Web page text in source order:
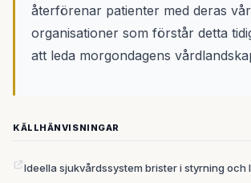
återförenar patienter med deras
organisationer som förstår detta
att leda morgondagens
KÄLLHÄNVISNINGAR
Ideella sjukvårdssystem brister i styrning och